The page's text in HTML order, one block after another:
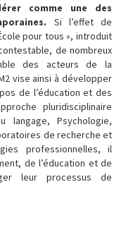
comme une des
Si l’effet de
pour tous », introduit
de nombreux
des acteurs de la
vise ainsi à développer
de l’éducation et des
pluridisciplinaire
langage, Psychologie,
de recherche et
professionnelles, il
de l’éducation et de
leur processus de